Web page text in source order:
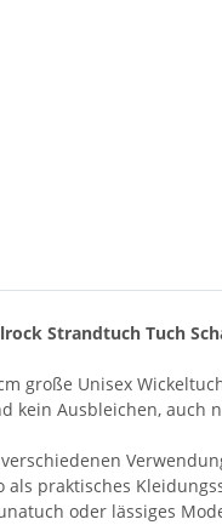
anzeigen
Strandtuch Tuch
große Unisex
kein Ausbleichen, auch
als praktisches
oder lässiges